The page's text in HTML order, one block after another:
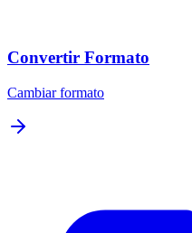
Convertir Formato
Cambiar formato